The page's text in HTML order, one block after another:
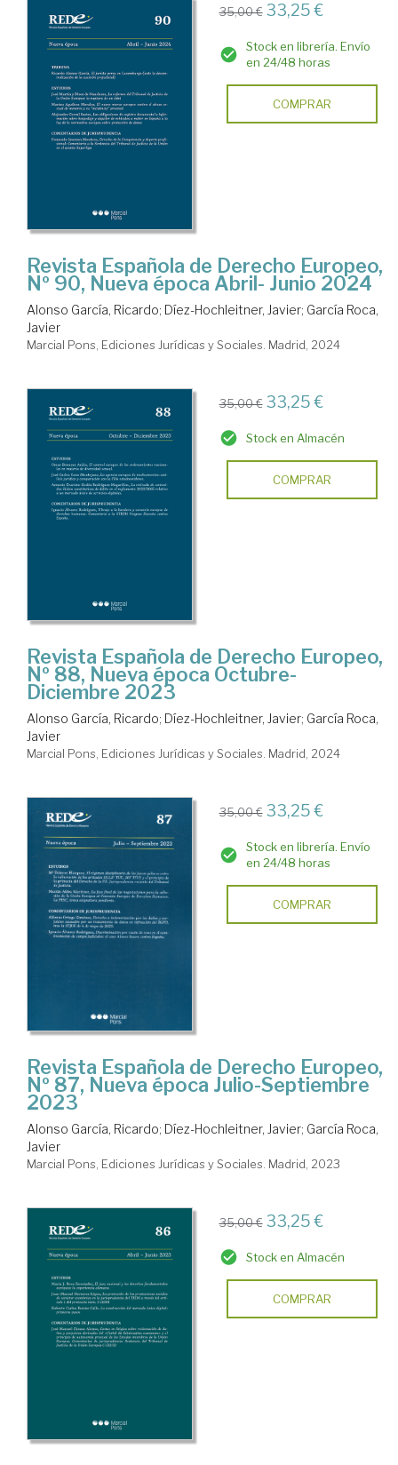
35,00 € 33,25 €
Stock en librería. Envío
en 24/48 horas
COMPRAR
Revista Española de Derecho Europeo,
Nº 90, Nueva época Abril- Junio 2024
Alonso García, Ricardo; Díez-Hochleitner, Javier; García Roca,
Javier
Marcial Pons, Ediciones Jurídicas y Sociales. Madrid, 2024
35,00 € 33,25 €
Stock en Almacén
COMPRAR
Revista Española de Derecho Europeo,
Nº 88, Nueva época Octubre-
Diciembre 2023
Alonso García, Ricardo; Díez-Hochleitner, Javier; García Roca,
Javier
Marcial Pons, Ediciones Jurídicas y Sociales. Madrid, 2024
35,00 € 33,25 €
Stock en librería. Envío
en 24/48 horas
COMPRAR
Revista Española de Derecho Europeo,
Nº 87, Nueva época Julio-Septiembre
2023
Alonso García, Ricardo; Díez-Hochleitner, Javier; García Roca,
Javier
Marcial Pons, Ediciones Jurídicas y Sociales. Madrid, 2023
35,00 € 33,25 €
Stock en Almacén
COMPRAR